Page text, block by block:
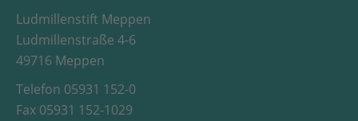
Ludmillenstift Meppen
Ludmillenstraße 4-6
49716 Meppen
Telefon 05931 152-0
Fax 05931 152-1029